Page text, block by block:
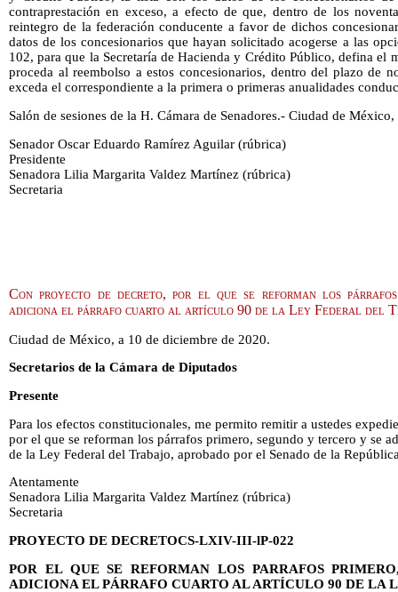
contraprestación en exceso, a efecto de que, dentro de los
reintegro de la federación conducente a favor de dichos
datos de los concesionarios que hayan solicitado acogerse a las
102, para que la Secretaría de Hacienda y Crédito Público, defina el
proceda al reembolso a estos concesionarios, dentro del plazo de
exceda el correspondiente a la primera o primeras anualidades
Salón de sesiones de la H. Cámara de Senadores.- Ciudad de
Senador Oscar Eduardo Ramírez Aguilar (rúbrica)
Presidente
Senadora Lilia Margarita Valdez Martínez (rúbrica)
Secretaria
Con proyecto de decreto, por el que se reforman los
adiciona el párrafo cuarto al artículo 90 de la Ley Federal del
Ciudad de México, a 10 de diciembre de 2020.
Secretarios de la Cámara de Diputados
Presente
Para los efectos constitucionales, me permito remitir a ustedes
por el que se reforman los párrafos primero, segundo y tercero y se
de la Ley Federal del Trabajo, aprobado por el Senado de la
Atentamente
Senadora Lilia Margarita Valdez Martínez (rúbrica)
Secretaria
PROYECTO DE DECRETOCS-LXIV-III-lP-022
POR EL QUE SE REFORMAN LOS PARRAFOS
ADICIONA EL PÁRRAFO CUARTO AL ARTÍCULO 90 DE LA